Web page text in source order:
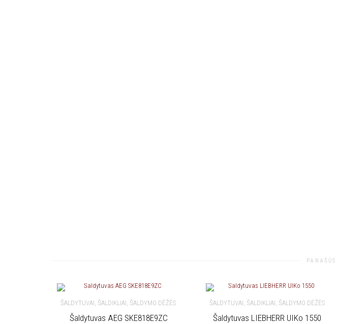
Į KREPŠELĮ
ŠALDYTUVAI, ŠALDIKLIAI, ŠALDYMO DĖŽĖS
Šaldytuvas AEG SKE818E9ZC Į KREPŠELĮ
ŠALDYTUVAI, ŠALDIKLIAI, ŠALDYMO DĖŽĖS
Šaldytuvas LIEBHERR UIKo 1550